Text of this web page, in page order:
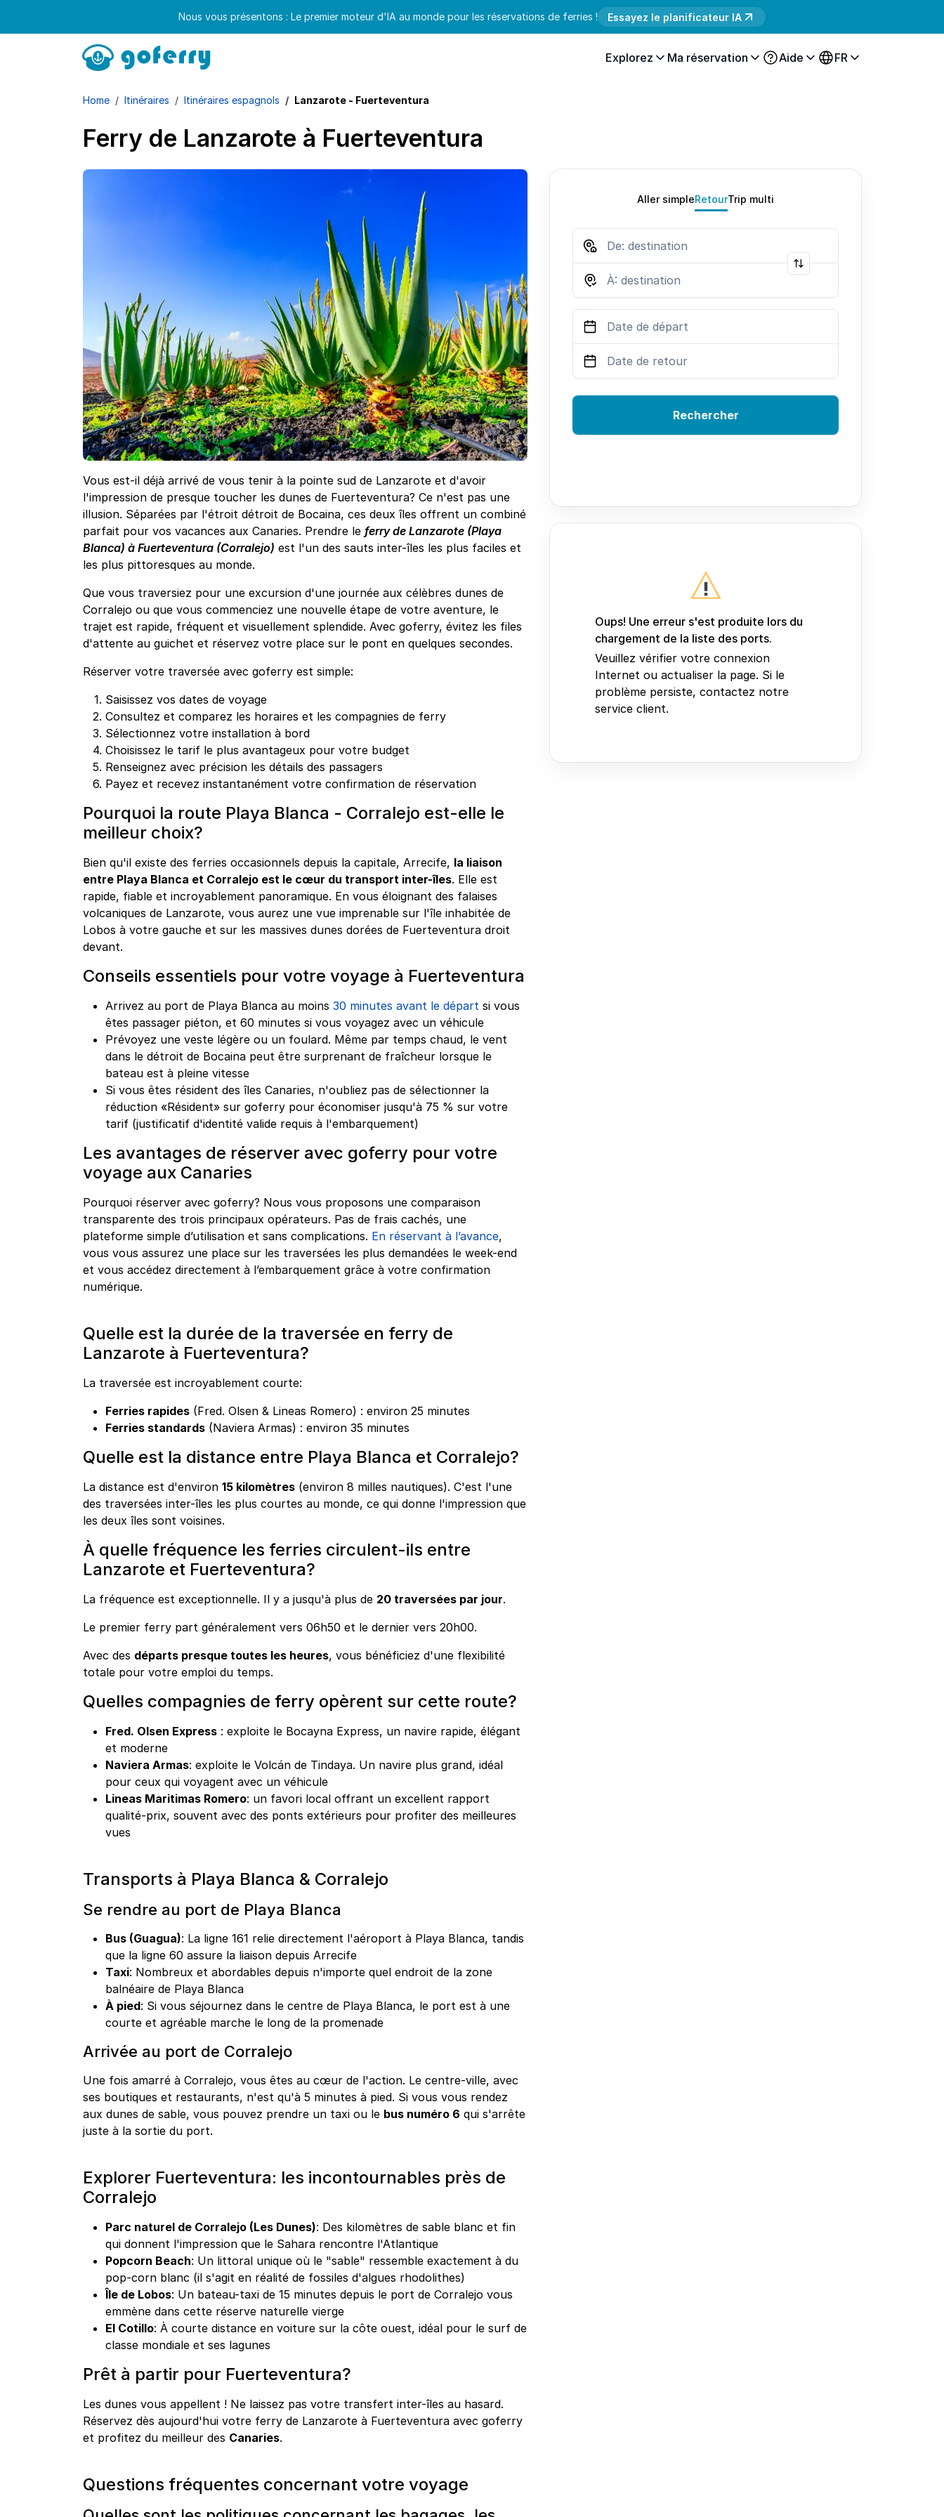
Nous vous présentons : Le premier moteur d'IA au monde pour les réservations de ferries ! Essayez le planificateur IA
Explorez Ma réservation Aide FR
Home Itinéraires Itinéraires espagnols Lanzarote - Fuerteventura
Ferry de Lanzarote à Fuerteventura
Vous est-il déjà arrivé de vous tenir à la pointe sud de Lanzarote et d'avoir
l'impression de presque toucher les dunes de Fuerteventura? Ce n'est pas une
illusion. Séparées par l'étroit détroit de Bocaina, ces deux îles offrent un combiné
parfait pour vos vacances aux Canaries. Prendre le ferry de Lanzarote (Playa
Blanca) à Fuerteventura (Corralejo) est l'un des sauts inter-îles les plus faciles et
les plus pittoresques au monde.
Que vous traversiez pour une excursion d'une journée aux célèbres dunes de
Corralejo ou que vous commenciez une nouvelle étape de votre aventure, le
trajet est rapide, fréquent et visuellement splendide. Avec goferry, évitez les files
d'attente au guichet et réservez votre place sur le pont en quelques secondes.
Réserver votre traversée avec goferry est simple:
Saisissez vos dates de voyage
Consultez et comparez les horaires et les compagnies de ferry
Sélectionnez votre installation à bord
Choisissez le tarif le plus avantageux pour votre budget
Renseignez avec précision les détails des passagers
Payez et recevez instantanément votre confirmation de réservation
Pourquoi la route Playa Blanca - Corralejo est-elle le
meilleur choix?
Bien qu'il existe des ferries occasionnels depuis la capitale, Arrecife, la liaison
entre Playa Blanca et Corralejo est le cœur du transport inter-îles. Elle est
rapide, fiable et incroyablement panoramique. En vous éloignant des falaises
volcaniques de Lanzarote, vous aurez une vue imprenable sur l'île inhabitée de
Lobos à votre gauche et sur les massives dunes dorées de Fuerteventura droit
devant.
Conseils essentiels pour votre voyage à Fuerteventura
Arrivez au port de Playa Blanca au moins 30 minutes avant le départ si vous
êtes passager piéton, et 60 minutes si vous voyagez avec un véhicule
Prévoyez une veste légère ou un foulard. Même par temps chaud, le vent
dans le détroit de Bocaina peut être surprenant de fraîcheur lorsque le
bateau est à pleine vitesse
Si vous êtes résident des îles Canaries, n'oubliez pas de sélectionner la
réduction «Résident» sur goferry pour économiser jusqu'à 75 % sur votre
tarif (justificatif d'identité valide requis à l'embarquement)
Les avantages de réserver avec goferry pour votre
voyage aux Canaries
Pourquoi réserver avec goferry? Nous vous proposons une comparaison
transparente des trois principaux opérateurs. Pas de frais cachés, une
plateforme simple d’utilisation et sans complications. En réservant à l’avance,
vous vous assurez une place sur les traversées les plus demandées le week-end
et vous accédez directement à l’embarquement grâce à votre confirmation
numérique.
Quelle est la durée de la traversée en ferry de
Lanzarote à Fuerteventura?
La traversée est incroyablement courte:
Ferries rapides (Fred. Olsen & Lineas Romero) : environ 25 minutes
Ferries standards (Naviera Armas) : environ 35 minutes
Quelle est la distance entre Playa Blanca et Corralejo?
La distance est d'environ 15 kilomètres (environ 8 milles nautiques). C'est l'une
des traversées inter-îles les plus courtes au monde, ce qui donne l'impression que
les deux îles sont voisines.
À quelle fréquence les ferries circulent-ils entre
Lanzarote et Fuerteventura?
La fréquence est exceptionnelle. Il y a jusqu'à plus de 20 traversées par jour.
Le premier ferry part généralement vers 06h50 et le dernier vers 20h00.
Avec des départs presque toutes les heures, vous bénéficiez d'une flexibilité
totale pour votre emploi du temps.
Quelles compagnies de ferry opèrent sur cette route?
Fred. Olsen Express : exploite le Bocayna Express, un navire rapide, élégant
et moderne
Naviera Armas: exploite le Volcán de Tindaya. Un navire plus grand, idéal
pour ceux qui voyagent avec un véhicule
Lineas Maritimas Romero: un favori local offrant un excellent rapport
qualité-prix, souvent avec des ponts extérieurs pour profiter des meilleures
vues
Transports à Playa Blanca & Corralejo
Se rendre au port de Playa Blanca
Bus (Guagua): La ligne 161 relie directement l'aéroport à Playa Blanca, tandis
que la ligne 60 assure la liaison depuis Arrecife
Taxi: Nombreux et abordables depuis n'importe quel endroit de la zone
balnéaire de Playa Blanca
À pied: Si vous séjournez dans le centre de Playa Blanca, le port est à une
courte et agréable marche le long de la promenade
Arrivée au port de Corralejo
Une fois amarré à Corralejo, vous êtes au cœur de l'action. Le centre-ville, avec
ses boutiques et restaurants, n'est qu'à 5 minutes à pied. Si vous vous rendez
aux dunes de sable, vous pouvez prendre un taxi ou le bus numéro 6 qui s'arrête
juste à la sortie du port.
Explorer Fuerteventura: les incontournables près de
Corralejo
Parc naturel de Corralejo (Les Dunes): Des kilomètres de sable blanc et fin
qui donnent l'impression que le Sahara rencontre l'Atlantique
Popcorn Beach: Un littoral unique où le "sable" ressemble exactement à du
pop-corn blanc (il s'agit en réalité de fossiles d'algues rhodolithes)
Île de Lobos: Un bateau-taxi de 15 minutes depuis le port de Corralejo vous
emmène dans cette réserve naturelle vierge
El Cotillo: À courte distance en voiture sur la côte ouest, idéal pour le surf de
classe mondiale et ses lagunes
Prêt à partir pour Fuerteventura?
Les dunes vous appellent ! Ne laissez pas votre transfert inter-îles au hasard.
Réservez dès aujourd'hui votre ferry de Lanzarote à Fuerteventura avec goferry
et profitez du meilleur des Canaries.
Questions fréquentes concernant votre voyage
Aller simpleRetourTrip multi
Rechercher
Oups! Une erreur s'est produite lors du
chargement de la liste des ports.
Veuillez vérifier votre connexion
Internet ou actualiser la page. Si le
problème persiste, contactez notre
service client.